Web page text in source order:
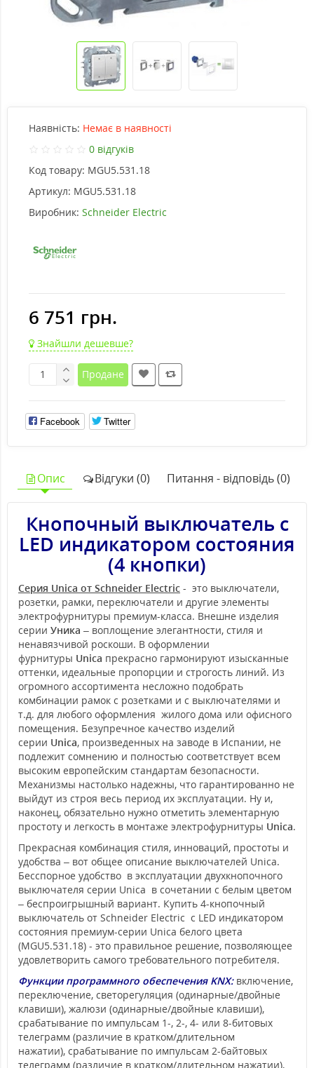
Наявність: Немає в наявності
0 відгуків
Код товару: MGU5.531.18
Артикул: MGU5.531.18
Виробник: Schneider Electric
6 751 грн.
Знайшли дешевше?
Продане
Facebook Twitter
Опис Відгуки (0) Питання - відповідь (0)
Кнопочный выключатель с
LED индикатором состояния
(4 кнопки)
Серия Unica от Schneider Electric - это выключатели,
розетки, рамки, переключатели и другие элементы
электрофурнитуры премиум-класса. Внешне изделия
серии Уника – воплощение элегантности, стиля и
ненавязчивой роскоши. В оформлении
фурнитуры Unica прекрасно гармонируют изысканные
оттенки, идеальные пропорции и строгость линий. Из
огромного ассортимента несложно подобрать
комбинации рамок с розетками и с выключателями и
т.д. для любого оформления жилого дома или офисного
помещения. Безупречное качество изделий
серии Unica, произведенных на заводе в Испании, не
подлежит сомнению и полностью соответствует всем
высоким европейским стандартам безопасности.
Механизмы настолько надежны, что гарантированно не
выйдут из строя весь период их эксплуатации. Ну и,
наконец, обязательно нужно отметить элементарную
простоту и легкость в монтаже электрофурнитуры Unica.
Прекрасная комбинация стиля, инноваций, простоты и
удобства – вот общее описание выключателей Unica.
Бесспорное удобство в эксплуатации двухкнопочного
выключателя серии Unica в сочетании с белым цветом
– беспроигрышный вариант. Купить 4-кнопочный
выключатель от Schneider Electric с LED индикатором
состояния премиум-серии Unica белого цвета
(MGU5.531.18) - это правильное решение, позволяющее
удовлетворить самого требовательного потребителя.
Функции программного обеспечения KNX:включение,
переключение, светорегуляция (одинарные/двойные
клавиши), жалюзи (одинарные/двойные клавиши),
срабатывание по импульсам 1-, 2-, 4- или 8-битовых
телеграмм (различие в кратком/длительном
нажатии), срабатывание по импульсам 2-байтовых
телеграмм (различие в кратком/длительном нажатии),